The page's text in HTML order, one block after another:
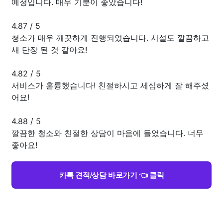
4.87 / 5
청소가 매우 깨끗하게 진행되었습니다. 시설도 깔끔하고
새 단장 된 것 같아요!
4.82 / 5
서비스가 훌륭했습니다! 친절하시고 세심하게 잘 해주셨
어요!
4.88 / 5
깔끔한 청소와 친절한 상담이 마음에 들었습니다. 너무
좋아요!
카톡 견적/상담 바로가기 👈 클릭